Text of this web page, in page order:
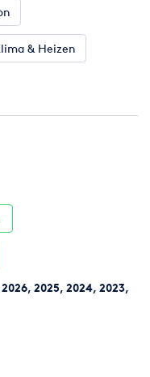
& Heizen
2025, 2024, 2023,